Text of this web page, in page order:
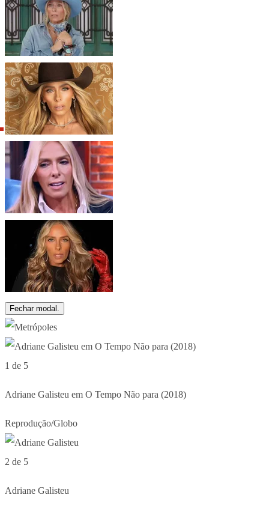
Fechar modal.
1 de 5
Adriane Galisteu em O Tempo Não para (2018)
Reprodução/Globo
2 de 5
Adriane Galisteu